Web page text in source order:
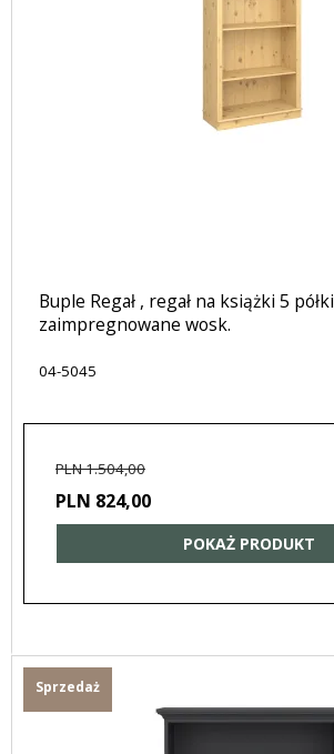
Buple Regał , regał na książki 5 półki
zaimpregnowane wosk.
04-5045
PLN 1.504,00
PLN 824,00
POKAŻ PRODUKT
Sprzedaż